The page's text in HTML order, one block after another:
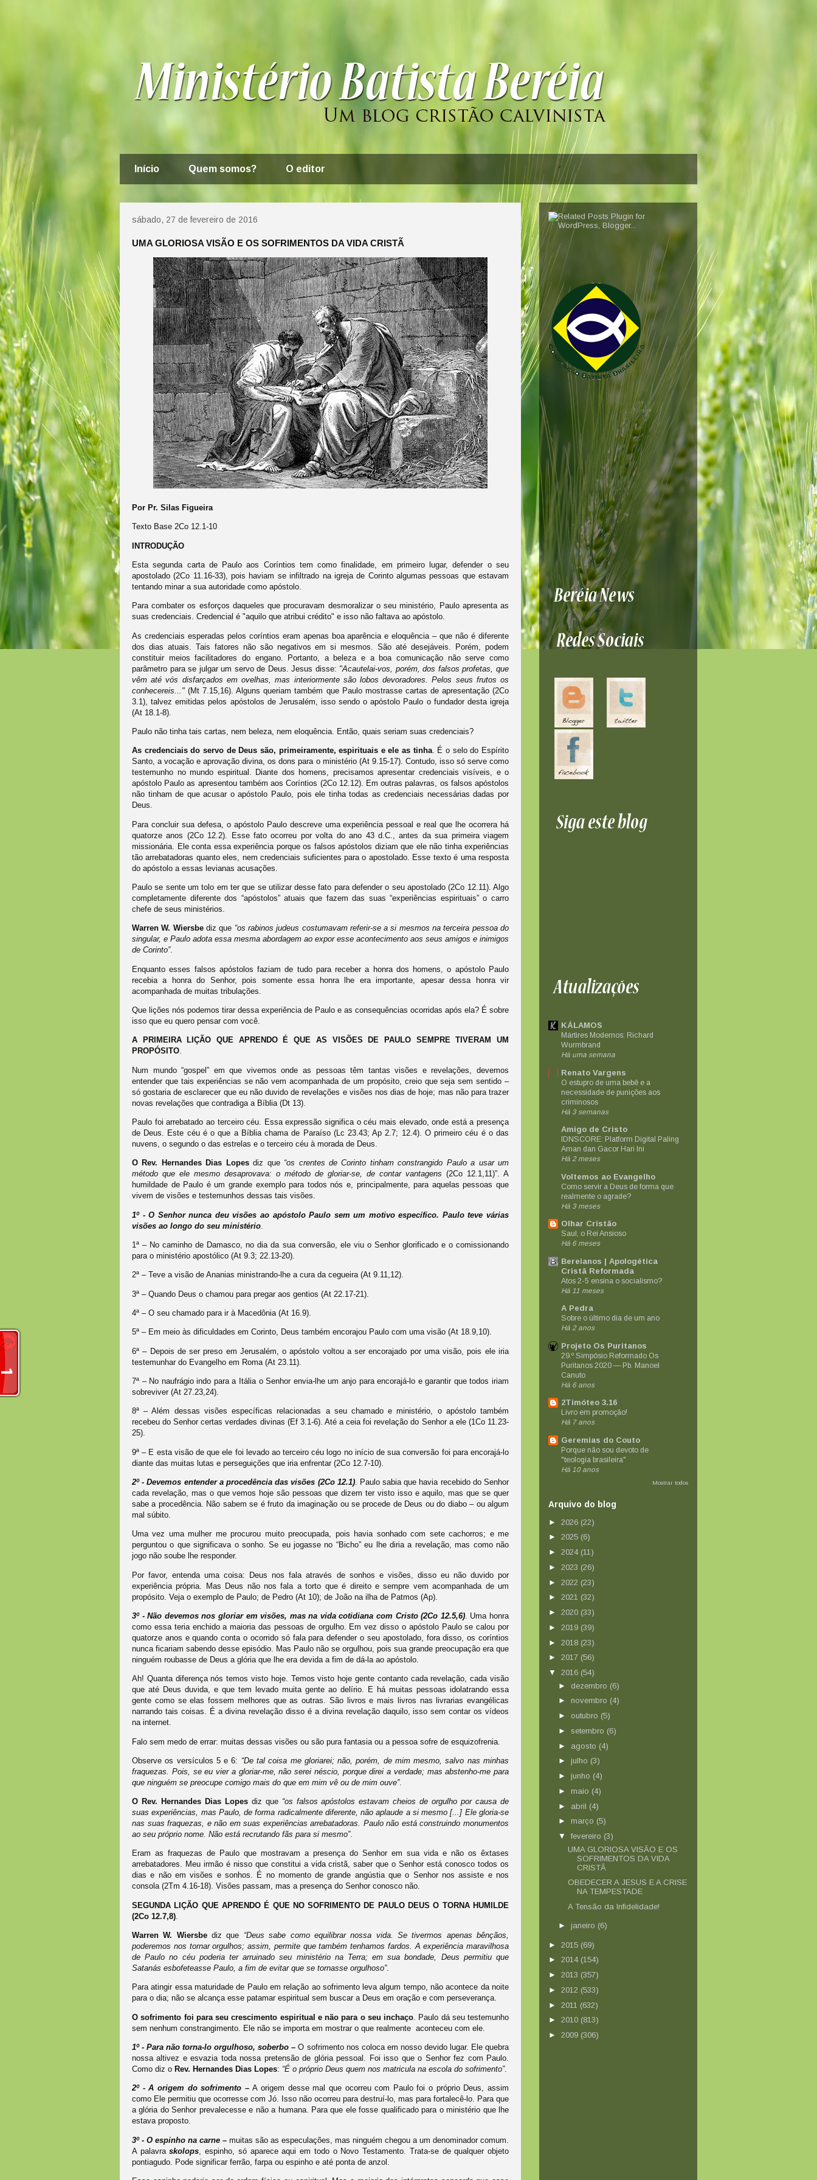
Início Quem somos? O editor
sábado, 27 de fevereiro de 2016
UMA GLORIOSA VISÃO E OS SOFRIMENTOS DA VIDA CRISTÃ
Por Pr. Silas Figueira
Texto Base 2Co 12.1-10
INTRODUÇÃO
Esta segunda carta de Paulo aos Coríntios tem como finalidade, em primeiro lugar, defender o seu
apostolado (2Co 11.16-33), pois haviam se infiltrado na igreja de Corinto algumas pessoas que estavam
tentando minar a sua autoridade como apóstolo.
Para combater os esforços daqueles que procuravam desmoralizar o seu ministério, Paulo apresenta as
suas credenciais. Credencial é "aquilo que atribui crédito" e isso não faltava ao apóstolo.
As credenciais esperadas pelos coríntios eram apenas boa aparência e eloquência – que não é diferente
dos dias atuais. Tais fatores não são negativos em si mesmos. São até desejáveis. Porém, podem
constituir meios facilitadores do engano. Portanto, a beleza e a boa comunicação não serve como
parâmetro para se julgar um servo de Deus. Jesus disse: "Acautelai-vos, porém, dos falsos profetas, que
vêm até vós disfarçados em ovelhas, mas interiormente são lobos devoradores. Pelos seus frutos os
conhecereis..." (Mt 7.15,16). Alguns queriam também que Paulo mostrasse cartas de apresentação (2Co
3.1), talvez emitidas pelos apóstolos de Jerusalém, isso sendo o apóstolo Paulo o fundador desta igreja
(At 18.1-8).
Paulo não tinha tais cartas, nem beleza, nem eloquência. Então, quais seriam suas credenciais?
As credenciais do servo de Deus são, primeiramente, espirituais e ele as tinha. É o selo do Espírito
Santo, a vocação e aprovação divina, os dons para o ministério (At 9.15-17). Contudo, isso só serve como
testemunho no mundo espiritual. Diante dos homens, precisamos apresentar credenciais visíveis, e o
apóstolo Paulo as apresentou também aos Coríntios (2Co 12.12). Em outras palavras, os falsos apóstolos
não tinham de que acusar o apóstolo Paulo, pois ele tinha todas as credenciais necessárias dadas por
Deus.
Para concluir sua defesa, o apóstolo Paulo descreve uma experiência pessoal e real que lhe ocorrera há
quatorze anos (2Co 12.2). Esse fato ocorreu por volta do ano 43 d.C., antes da sua primeira viagem
missionária. Ele conta essa experiência porque os falsos apóstolos diziam que ele não tinha experiências
tão arrebatadoras quanto eles, nem credenciais suficientes para o apostolado. Esse texto é uma resposta
do apóstolo a essas levianas acusações.
Paulo se sente um tolo em ter que se utilizar desse fato para defender o seu apostolado (2Co 12.11). Algo
completamente diferente dos “apóstolos” atuais que fazem das suas “experiências espirituais” o carro
chefe de seus ministérios.
Warren W. Wiersbe diz que “os rabinos judeus costumavam referir-se a si mesmos na terceira pessoa do
singular, e Paulo adota essa mesma abordagem ao expor esse acontecimento aos seus amigos e inimigos
de Corinto”.
Enquanto esses falsos apóstolos faziam de tudo para receber a honra dos homens, o apóstolo Paulo
recebia a honra do Senhor, pois somente essa honra lhe era importante, apesar dessa honra vir
acompanhada de muitas tribulações.
Que lições nós podemos tirar dessa experiência de Paulo e as consequências ocorridas após ela? É sobre
isso que eu quero pensar com você.
A PRIMEIRA LIÇÃO QUE APRENDO É QUE AS VISÕES DE PAULO SEMPRE TIVERAM UM
PROPÓSITO.
Num mundo “gospel” em que vivemos onde as pessoas têm tantas visões e revelações, devemos
entender que tais experiências se não vem acompanhada de um propósito, creio que seja sem sentido –
só gostaria de esclarecer que eu não duvido de revelações e visões nos dias de hoje; mas não para trazer
novas revelações que contradiga a Bíblia (Dt 13).
Paulo foi arrebatado ao terceiro céu. Essa expressão significa o céu mais elevado, onde está a presença
de Deus. Este céu é o que a Bíblia chama de Paraíso (Lc 23.43; Ap 2.7; 12.4). O primeiro céu é o das
nuvens, o segundo o das estrelas e o terceiro céu à morada de Deus.
O Rev. Hernandes Dias Lopesdiz que “os crentes de Corinto tinham constrangido Paulo a usar um
método que ele mesmo desaprovava: o método de gloriar-se, de contar vantagens (2Co 12.1,11)”. A
humildade de Paulo é um grande exemplo para todos nós e, principalmente, para aquelas pessoas que
vivem de visões e testemunhos dessas tais visões.
1º - O Senhor nunca deu visões ao apóstolo Paulo sem um motivo específico. Paulo teve várias
visões ao longo do seu ministério
1ª – No caminho de Damasco, no dia da sua conversão, ele viu o Senhor glorificado e o comissionando
para o ministério apostólico (At 9.3; 22.13-20).
2ª – Teve a visão de Ananias ministrando-lhe a cura da cegueira (At 9.11,12).
3ª – Quando Deus o chamou para pregar aos gentios (At 22.17-21).
4ª – O seu chamado para ir à Macedônia (At 16.9).
5ª – Em meio às dificuldades em Corinto, Deus também encorajou Paulo com uma visão (At 18.9,10).
6ª – Depois de ser preso em Jerusalém, o apóstolo voltou a ser encorajado por uma visão, pois ele iria
testemunhar do Evangelho em Roma (At 23.11).
7ª – No naufrágio indo para a Itália o Senhor envia-lhe um anjo para encorajá-lo e garantir que todos iriam
sobreviver (At 27.23,24).
8ª – Além dessas visões específicas relacionadas a seu chamado e ministério, o apóstolo também
recebeu do Senhor certas verdades divinas (Ef 3.1-6). Até a ceia foi revelação do Senhor a ele (1Co 11.23-
25).
9ª – E esta visão de que ele foi levado ao terceiro céu logo no início de sua conversão foi para encorajá-lo
diante das muitas lutas e perseguições que iria enfrentar (2Co 12.7-10).
2º - Devemos entender a procedência das visões (2Co 12.1). Paulo sabia que havia recebido do Senhor
cada revelação, mas o que vemos hoje são pessoas que dizem ter visto isso e aquilo, mas que se quer
sabe a procedência. Não sabem se é fruto da imaginação ou se procede de Deus ou do diabo – ou algum
mal súbito.
Uma vez uma mulher me procurou muito preocupada, pois havia sonhado com sete cachorros; e me
perguntou o que significava o sonho. Se eu jogasse no “Bicho” eu lhe diria a revelação, mas como não
jogo não soube lhe responder.
Por favor, entenda uma coisa: Deus nos fala através de sonhos e visões, disso eu não duvido por
experiência própria. Mas Deus não nos fala a torto que é direito e sempre vem acompanhada de um
propósito. Veja o exemplo de Paulo; de Pedro (At 10); de João na ilha de Patmos (Ap).
3º - Não devemos nos gloriar em visões, mas na vida cotidiana com Cristo (2Co 12.5,6). Uma honra
como essa teria enchido a maioria das pessoas de orgulho. Em vez disso o apóstolo Paulo se calou por
quatorze anos e quando conta o ocorrido só fala para defender o seu apostolado, fora disso, os coríntios
nunca ficariam sabendo desse episódio. Mas Paulo não se orgulhou, pois sua grande preocupação era que
ninguém roubasse de Deus a glória que lhe era devida a fim de dá-la ao apóstolo.
Ah! Quanta diferença nós temos visto hoje. Temos visto hoje gente contanto cada revelação, cada visão
que até Deus duvida, e que tem levado muita gente ao delírio. E há muitas pessoas idolatrando essa
gente como se elas fossem melhores que as outras. São livros e mais livros nas livrarias evangélicas
narrando tais coisas. É a divina revelação disso é a divina revelação daquilo, isso sem contar os vídeos
na internet.
Falo sem medo de errar: muitas dessas visões ou são pura fantasia ou a pessoa sofre de esquizofrenia.
Observe os versículos 5 e 6: “De tal coisa me gloriarei; não, porém, de mim mesmo, salvo nas minhas
fraquezas. Pois, se eu vier a gloriar-me, não serei néscio, porque direi a verdade; mas abstenho-me para
que ninguém se preocupe comigo mais do que em mim vê ou de mim ouve”.
O Rev. Hernandes Dias Lopes diz que “os falsos apóstolos estavam cheios de orgulho por causa de
suas experiências, mas Paulo, de forma radicalmente diferente, não aplaude a si mesmo [...] Ele gloria-se
nas suas fraquezas, e não em suas experiências arrebatadoras. Paulo não está construindo monumentos
ao seu próprio nome. Não está recrutando fãs para si mesmo”.
Eram as fraquezas de Paulo que mostravam a presença do Senhor em sua vida e não os êxtases
arrebatadores. Meu irmão é nisso que constitui a vida cristã, saber que o Senhor está conosco todos os
dias e não em visões e sonhos. É no momento de grande angústia que o Senhor nos assiste e nos
consola (2Tm 4.16-18). Visões passam, mas a presença do Senhor conosco não.
SEGUNDA LIÇÃO QUE APRENDO É QUE NO SOFRIMENTO DE PAULO DEUS O TORNA HUMILDE
(2Co 12.7,8)
Warren W. Wiersbediz que “Deus sabe como equilibrar nossa vida. Se tivermos apenas bênçãos,
poderemos nos tornar orgulhos; assim, permite que também tenhamos fardos. A experiência maravilhosa
de Paulo no céu poderia ter arruinado seu ministério na Terra; em sua bondade, Deus permitiu que
Satanás esbofeteasse Paulo, a fim de evitar que se tornasse orgulhoso”.
Para atingir essa maturidade de Paulo em relação ao sofrimento leva algum tempo, não acontece da noite
para o dia; não se alcança esse patamar espiritual sem buscar a Deus em oração e com perseverança.
O sofrimento foi para seu crescimento espiritual e não para o seu inchaço . Paulo dá seu testemunho
sem nenhum constrangimento. Ele não se importa em mostrar o que realmente aconteceu com ele.
1º - Para não torna-lo orgulhoso, soberbo – O sofrimento nos coloca em nosso devido lugar. Ele quebra
nossa altivez e esvazia toda nossa pretensão de glória pessoal. Foi isso que o Senhor fez com Paulo.
Como diz o Rev. Hernandes Dias Lopes: “É o próprio Deus quem nos matricula na escola do sofrimento”.
2º - A origem do sofrimento – A origem desse mal que ocorreu com Paulo foi o próprio Deus, assim
como Ele permitiu que ocorresse com Jó. Isso não ocorreu para destruí-lo, mas para fortalecê-lo. Para que
a glória do Senhor prevalecesse e não a humana. Para que ele fosse qualificado para o ministério que lhe
estava proposto.
3º - O espinho na carne – muitas são as especulações, mas ninguém chegou a um denominador comum.
A palavraskolops , espinho, só aparece aqui em todo o Novo Testamento. Trata-se de qualquer objeto
pontiagudo. Pode significar ferrão, farpa ou espinho e até ponta de anzol.
KÁLAMOS
Mártires Modernos: Richard
Wurmbrand
Há uma semana
Renato Vargens
O estupro de uma bebê e a
necessidade de punições aos
criminosos
Há 3 semanas
Amigo de Cristo
IDNSCORE: Platform Digital Paling
Aman dan Gacor Hari Ini
Há 2 meses
Voltemos ao Evangelho
Como servir a Deus de forma que
realmente o agrade?
Há 3 meses
Olhar Cristão
Saul, o Rei Ansioso
Há 6 meses
Bereianos | Apologética
Cristã Reformada
Atos 2-5 ensina o socialismo?
Há 11 meses
A Pedra
Sobre o último dia de um ano
Há 2 anos
Projeto Os Puritanos
29.º Simpósio Reformado Os
Puritanos 2020 — Pb. Manoel
Canuto
Há 6 anos
2Timóteo 3.16
Livro em promoção!
Há 7 anos
Geremias do Couto
Porque não sou devoto de
"teologia brasileira"
Há 10 anos
Mostrar todos
Arquivo do blog
► 2026 (22)
► 2025 (6)
► 2024 (11)
► 2023 (26)
► 2022 (23)
► 2021 (32)
► 2020 (33)
► 2019 (39)
► 2018 (23)
► 2017 (56)
▼ 2016 (54)
► dezembro (6)
► novembro (4)
► outubro (5)
► setembro (6)
► agosto (4)
► julho (3)
► junho (4)
► maio (4)
► abril (4)
► março (5)
▼ fevereiro (3)
UMA GLORIOSA VISÃO E OS
SOFRIMENTOS DA VIDA
CRISTÃ
OBEDECER A JESUS E A CRISE
NA TEMPESTADE
A Tensão da Infidelidade!
► janeiro (6)
► 2015 (69)
► 2014 (154)
► 2013 (357)
► 2012 (533)
► 2011 (632)
► 2010 (813)
► 2009 (306)